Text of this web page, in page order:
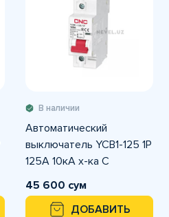
В наличии
Автоматический
выключатель YCB1-125 1P
125A 10кА х-ка С
45 600 сум
ДОБАВИТЬ